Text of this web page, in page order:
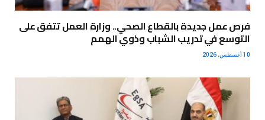
فرص عمل جديدة بالقطاع الصحي.. وزارة العمل تتفق على
التوسع في تدريب الشباب وذوي الهمم
10 أغسطس، 2026